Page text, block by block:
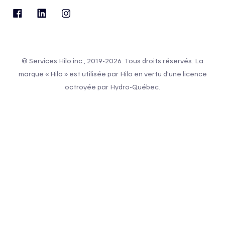
© Services Hilo inc., 2019-2026. Tous droits réservés. La
marque « Hilo » est utilisée par Hilo en vertu d’une licence
octroyée par Hydro-Québec.